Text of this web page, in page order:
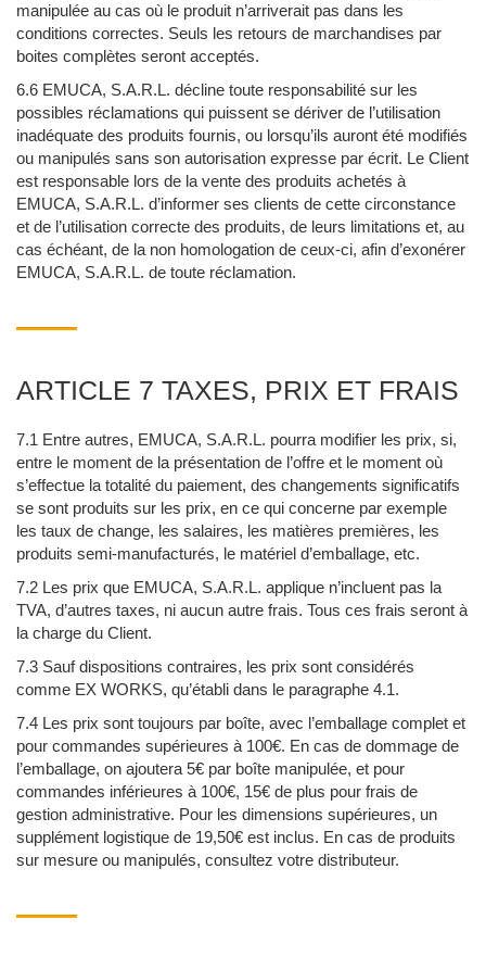
manipulée au cas où le produit n’arriverait pas dans les
conditions correctes. Seuls les retours de marchandises par
boites complètes seront acceptés.
6.6 EMUCA, S.A.R.L. décline toute responsabilité sur les
possibles réclamations qui puissent se dériver de l’utilisation
inadéquate des produits fournis, ou lorsqu’ils auront été modifiés
ou manipulés sans son autorisation expresse par écrit. Le Client
est responsable lors de la vente des produits achetés à
EMUCA, S.A.R.L. d’informer ses clients de cette circonstance
et de l’utilisation correcte des produits, de leurs limitations et, au
cas échéant, de la non homologation de ceux-ci, afin d’exonérer
EMUCA, S.A.R.L. de toute réclamation.
ARTICLE 7 TAXES, PRIX ET FRAIS
7.1 Entre autres, EMUCA, S.A.R.L. pourra modifier les prix, si,
entre le moment de la présentation de l’offre et le moment où
s’effectue la totalité du paiement, des changements significatifs
se sont produits sur les prix, en ce qui concerne par exemple
les taux de change, les salaires, les matières premières, les
produits semi-manufacturés, le matériel d’emballage, etc.
7.2 Les prix que EMUCA, S.A.R.L. applique n’incluent pas la
TVA, d’autres taxes, ni aucun autre frais. Tous ces frais seront à
la charge du Client.
7.3 Sauf dispositions contraires, les prix sont considérés
comme EX WORKS, qu’établi dans le paragraphe 4.1.
7.4 Les prix sont toujours par boîte, avec l’emballage complet et
pour commandes supérieures à 100€. En cas de dommage de
l’emballage, on ajoutera 5€ par boîte manipulée, et pour
commandes inférieures à 100€, 15€ de plus pour frais de
gestion administrative. Pour les dimensions supérieures, un
supplément logistique de 19,50€ est inclus. En cas de produits
sur mesure ou manipulés, consultez votre distributeur.